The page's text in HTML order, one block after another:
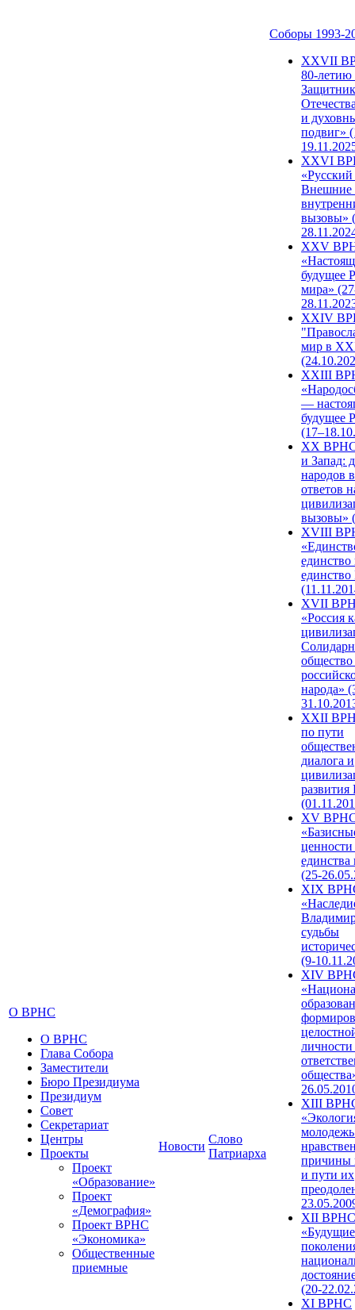
О ВРНС
О ВРНС
Глава Собора
Заместители
Бюро Президиума
Президиум
Совет
Секретариат
Центры
Проекты
Проект
«Образование»
Проект
«Демография»
Проект ВРНС
«Экономика»
Общественные
приемные
Новости
Слово
Патриарха
Соборы 1993-
ХХVII
80-
и
подвиг»
XXVI
Внешние
вызовы»
XXV
будущее
мира»
XXIV
мир в
XXIII
—
будущее
XX ВРНС
и Запад:
народов
ответов
вызовы»
XVIII
единство
единство
XVII
«Россия
народа»
XXII
по пути
диалога и
развития
XV
единства
(25-
XIX
судьбы
(9-
XIV
XIII
причины
и пути их
XII ВРНС
«Будущие
(20-
XI ВРНС